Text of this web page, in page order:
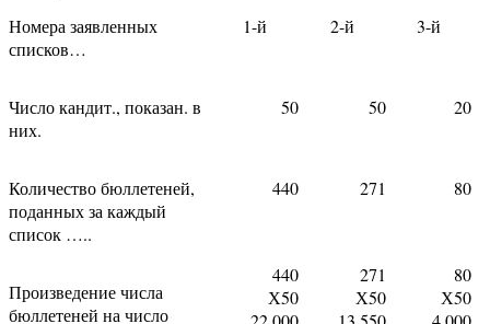
Номера заявленных
списков…
1-й 2-й 3-й
Число кандит., показан. в
них.
50 50 20
Количество бюллетеней,
поданных за каждый
список …..
440 271 80
Произведение числа
бюллетеней на число
440
Х50
271
Х50
80
Х50